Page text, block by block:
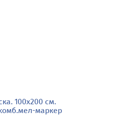
100х200 см.
маркер